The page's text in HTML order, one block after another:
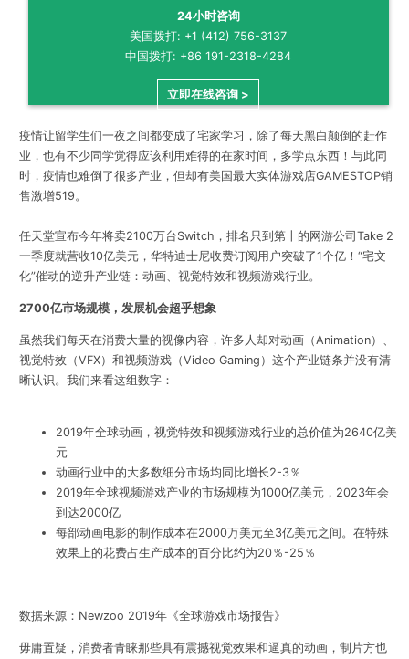
24小时咨询
美国拨打: +1 (412) 756-3137
中国拨打: +86 191-2318-4284
立即在线咨询 >
疫情让留学生们一夜之间都变成了宅家学习，除了每天黑白颠倒的赶作
业，也有不少同学觉得应该利用难得的在家时间，多学点东西！与此同
时，疫情也难倒了很多产业，但却有美国最大实体游戏店GAMESTOP销
售激增519。
任天堂宣布今年将卖2100万台Switch，排名只到第十的网游公司Take 2
一季度就营收10亿美元，华特迪士尼收费订阅用户突破了1个亿！“宅文
化”催动的逆升产业链：动画、视觉特效和视频游戏行业。
2700亿市场规模，发展机会超乎想象
虽然我们每天在消费大量的视像内容，许多人却对动画（Animation）、
视觉特效（VFX）和视频游戏（Video Gaming）这个产业链条并没有清
晰认识。我们来看这组数字：
2019年全球动画，视觉特效和视频游戏行业的总价值为2640亿美
元
动画行业中的大多数细分市场均同比增长2-3％
2019年全球视频游戏产业的市场规模为1000亿美元， 2023年会
到达2000亿
每部动画电影的制作成本在2000万美元至3亿美元之间。在特殊
效果上的花费占生产成本的百分比约为20％-25％
数据来源：Newzoo 2019年《全球游戏市场报告》
毋庸置疑，消费者青睐那些具有震撼视觉效果和逼真的动画，制片方也